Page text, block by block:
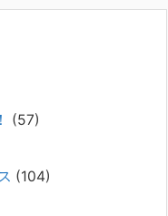
れた家族へ──退院
）こちらのnoteは、
が支援の現場で行なって
続きをみ
ミュニケーション
(57)
(104)